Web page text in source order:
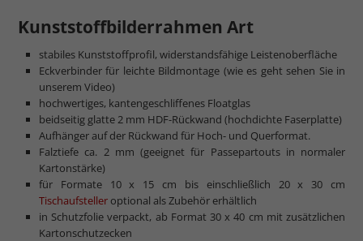
Kunststoffbilderrahmen Art
stabiles Kunststoffprofil, widerstandsfähige Leistenoberfläche
Eckverbinder für leichte Bildmontage (wie es geht sehen Sie in
unserem Video)
hochwertiges, kantengeschliffenes Floatglas
beidseitig glatte 2 mm HDF-Rückwand (hochdichte Faserplatte)
Aufhänger auf der Rückwand für Hoch- und Querformat.
Falztiefe ca. 2 mm (geeignet für Passepartouts in normaler
Kartonstärke)
für Formate 10 x 15 cm bis einschließlich 20 x 30 cm
Tischaufsteller optional als Zubehör erhältlich
in Schutzfolie verpackt, ab Format 30 x 40 cm mit zusätzlichen
Kartonschutzecken